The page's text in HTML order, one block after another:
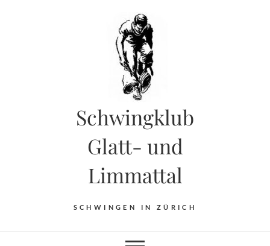
Schwingklub
Glatt- und
Limmattal
SCHWINGEN IN ZÜRICH